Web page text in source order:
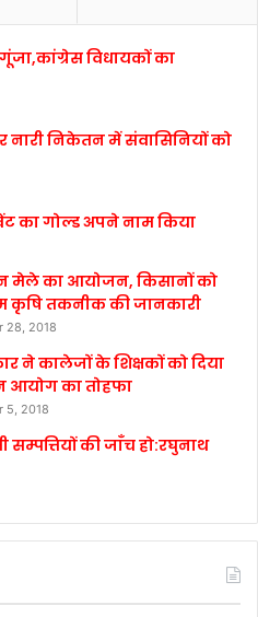
विधायकों का
नारी निकेतन में संवासिनियों को
का गोल्ड अपने नाम किया
मेले का आयोजन, किसानों को
कृषि तकनीक की जानकारी
28, 2018
ने कालेजों के शिक्षकों को दिया
आयोग का तोहफा
5, 2018
की जाँच हो:रघुनाथ